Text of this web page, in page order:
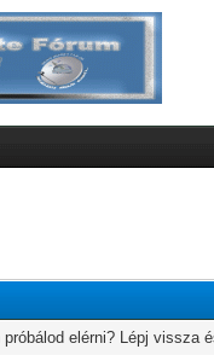
elérni? Lépj vissza